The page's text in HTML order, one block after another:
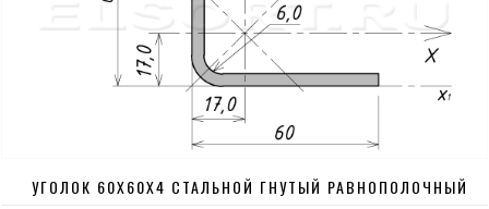
УГОЛОК 60Х60Х4 СТАЛЬНОЙ ГНУТЫЙ РАВНОПОЛОЧНЫЙ